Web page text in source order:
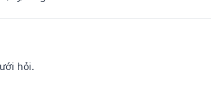
hỏi.